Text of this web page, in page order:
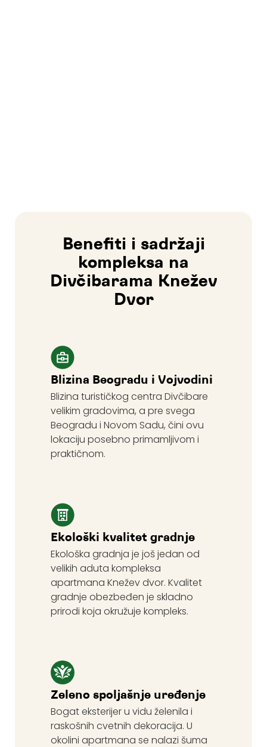
Benefiti i sadržaji
kompleksa na
Divčibarama Knežev
Dvor
Blizina Beogradu i Vojvodini
Blizina turističkog centra Divčibare
velikim gradovima, a pre svega
Beogradu i Novom Sadu, čini ovu
lokaciju posebno primamljivom i
praktičnom.
Ekološki kvalitet gradnje
Ekološka gradnja je još jedan od
velikih aduta kompleksa
apartmana Knežev dvor. Kvalitet
gradnje obezbeđen je skladno
prirodi koja okružuje kompleks.
Zeleno spoljašnje uređenje
Bogat eksterijer u vidu želenila i
raskošnih cvetnih dekoracija. U
okolini apartmana se nalazi šuma